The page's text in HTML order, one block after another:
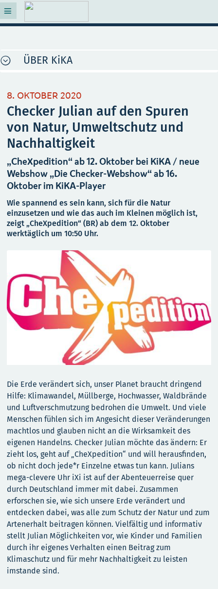
ÜBER KiKA
8. OKTOBER 2020
Checker Julian auf den Spuren
von Natur, Umweltschutz und
Nachhaltigkeit
„CheXpedition“ ab 12. Oktober bei KiKA / neue
Webshow „Die Checker-Webshow“ ab 16.
Oktober im KiKA-Player
Wie spannend es sein kann, sich für die Natur
einzusetzen und wie das auch im Kleinen möglich ist,
zeigt „CheXpedition“ (BR) ab dem 12. Oktober
werktäglich um 10:50 Uhr.
Die Erde verändert sich, unser Planet braucht dringend
Hilfe: Klimawandel, Müllberge, Hochwasser, Waldbrände
und Luftverschmutzung bedrohen die Umwelt. Und viele
Menschen fühlen sich im Angesicht dieser Veränderungen
machtlos und glauben nicht an die Wirksamkeit des
eigenen Handelns. Checker Julian möchte das ändern: Er
zieht los, geht auf „CheXpedition“ und will herausfinden,
ob nicht doch jede*r Einzelne etwas tun kann. Julians
mega-clevere Uhr iXi ist auf der Abenteuerreise quer
durch Deutschland immer mit dabei. Zusammen
erforschen sie, wie sich unsere Erde verändert und
entdecken dabei, was alle zum Schutz der Natur und zum
Artenerhalt beitragen können. Vielfältig und informativ
stellt Julian Möglichkeiten vor, wie Kinder und Familien
durch ihr eigenes Verhalten einen Beitrag zum
Klimaschutz und für mehr Nachhaltigkeit zu leisten
imstande sind.